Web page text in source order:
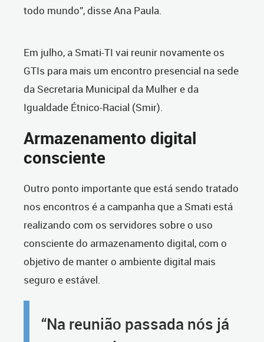
todo mundo”, disse Ana Paula.
Em julho, a Smati-TI vai reunir novamente os
GTIs para mais um encontro presencial na sede
da Secretaria Municipal da Mulher e da
Igualdade Étnico-Racial (Smir).
Armazenamento digital
consciente
Outro ponto importante que está sendo tratado
nos encontros é a campanha que a Smati está
realizando com os servidores sobre o uso
consciente do armazenamento digital, com o
objetivo de manter o ambiente digital mais
seguro e estável.
“Na reunião passada nós já